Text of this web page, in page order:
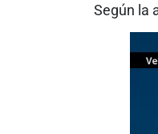
Según la